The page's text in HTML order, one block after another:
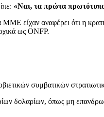
«Ναι, τα πρώτα πρωτότυπα
είχαν αναφέρει ότι η
ως ONFP.
συμβατικών
δολαρίων, όπως μη